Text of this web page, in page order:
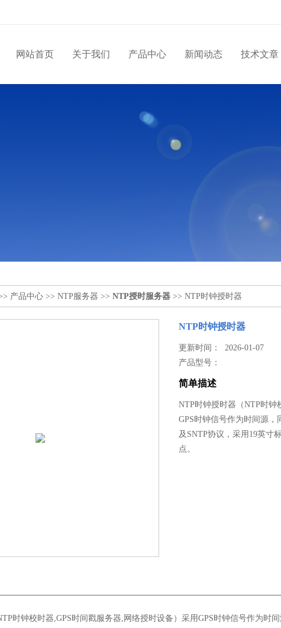
网站首页 关于我们 产品中心 新闻动态 技术文章
产品中心 >> NTP服务器 >> NTP授时服务器 >> NTP时钟授时器
NTP时钟授时器
更新时间： 2026-01-07
产品型号：
简单描述
NTP时钟授时器（NTP时钟
GPS时钟信号作为时间源
及SNTP协议，采用19英寸
点。
时钟校时器,GPS时间戳服务器,网络授时设备）采用GPS时钟信号作为时